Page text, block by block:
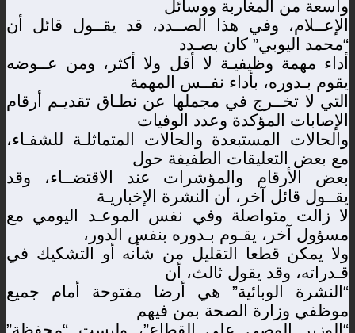
واسعة من المغاربة ووسائل
الإعــلام، وفي هذا الصــدد، قد يقــول قائل أن
“محمد اليوبي” كان بصـدد
أداء مهمة وظيفيـة لا أقل ولا أكثر، ومن عــوضه
يقوم بـدوره، بأداء نفــس المهمة
التي لا تخــرج في مجملها عن نطـاق تقديـم أرقام
الإصابات المؤكدة وعدد الوفيات
والحالات المستبعدة والحالات المتماثلـة للشفـاء،
مع بعض التعليقات الطفيفة حول
بعض الأرقام والمؤشرات عند الاقتضــاء، وقد
يقــول قائل آخر، أن النشرة الإخباريـة
لا زالت متواصلة وفي نفس الموعـد اليومي مع
مسؤول آخر، يقـوم بـدوره بنفس الدور،
ولا يمكن قطعا التقليل من شأنه أو التشكيك في
قـدراته، وقد يقول ثالث، أن
“النشرة الوبائية” هي أرضا مفتوحة أمام جميع
موظفي وزارة الصحة بمن فيهم